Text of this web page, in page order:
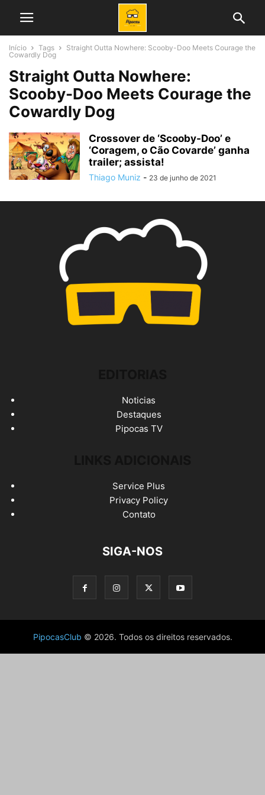
Início Tags
Straight Outta Nowhere: Scooby-Doo Meets Courage the
Cowardly Dog
Straight Outta Nowhere:
Scooby-Doo Meets Courage the
Cowardly Dog
Crossover de ‘Scooby-Doo’ e
‘Coragem, o Cão Covarde’ ganha
trailer; assista!
Thiago Muniz - 23 de junho de 2021
Noticias
Destaques
Pipocas TV
Service Plus
Privacy Policy
Contato
SIGA-NOS
PipocasClub © 2026. Todos os direitos reservados.